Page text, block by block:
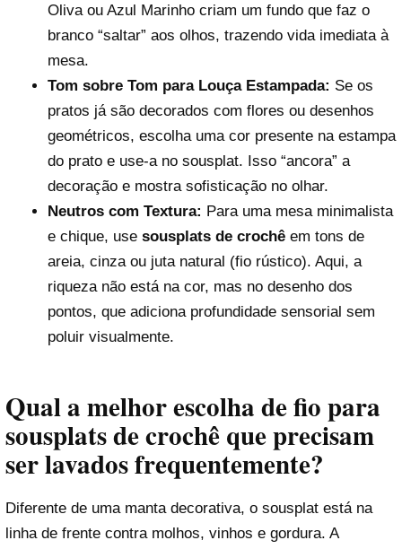
Oliva ou Azul Marinho criam um fundo que faz o
branco “saltar” aos olhos, trazendo vida imediata à
mesa.
Tom sobre Tom para Louça Estampada: Se os
pratos já são decorados com flores ou desenhos
geométricos, escolha uma cor presente na estampa
do prato e use-a no sousplat. Isso “ancora” a
decoração e mostra sofisticação no olhar.
Neutros com Textura: Para uma mesa minimalista
e chique, use sousplats de crochêem tons de
areia, cinza ou juta natural (fio rústico). Aqui, a
riqueza não está na cor, mas no desenho dos
pontos, que adiciona profundidade sensorial sem
poluir visualmente.
Qual a melhor escolha de fio para
sousplats de crochê que precisam
ser lavados frequentemente?
Diferente de uma manta decorativa, o sousplat está na
linha de frente contra molhos, vinhos e gordura. A